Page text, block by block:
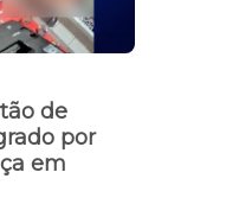
de
por
em